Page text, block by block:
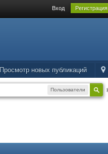
Вход Регистрация
Просмотр новых публикаций
Пользователи